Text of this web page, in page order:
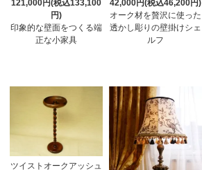
121,000円(税込133,100
円)
印象的な壁面をつくる端
正な小家具
42,000円(税込46,200円)
オーク材を贅沢に使った
透かし彫りの壁掛けシェ
ルフ
ツイストオークアッシュ